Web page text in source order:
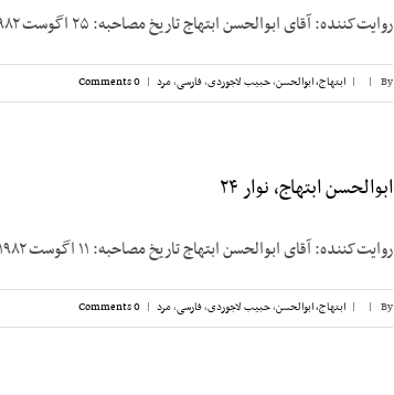
روایت‌کننده: آقای ابوالحسن ابتهاج تاریخ مصاحبه: ۲۵ اگوست ۱۹۸۲ محل‌مصاحبه: شهر کان، فرانسه [...]
By
|
| ابتهاج، ابوالحسن,حبیب لاجوردی,فارسی,مرد |
0 Comments
ابوالحسن ابتهاج، نوار ۲۴
روایت‌کننده: آقای ابوالحسن ابتهاج تاریخ مصاحبه: ۱۱ اگوست ۱۹۸۲ محل‌مصاحبه: شهر کان، فرانسه [...]
By
|
| ابتهاج، ابوالحسن,حبیب لاجوردی,فارسی,مرد |
0 Comments